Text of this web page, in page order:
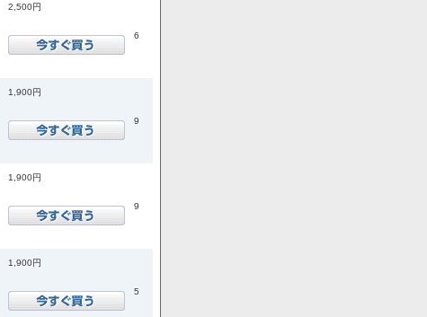
2,500円
6
1,900円
9
1,900円
9
1,900円
5